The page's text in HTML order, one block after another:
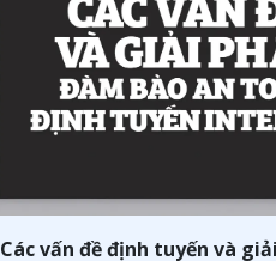
Các vấn đề định tuyến và